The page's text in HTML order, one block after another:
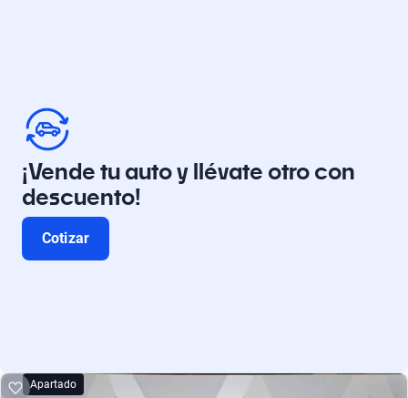
¡Vende tu auto y llévate otro con
descuento!
Cotizar
Apartado